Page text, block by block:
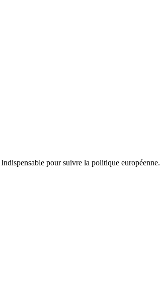
pour suivre la politique européenne.